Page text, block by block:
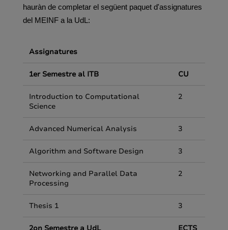
hauràn de completar el següent paquet d'assignatures
del MEINF a la UdL:
Assignatures
1er Semestre al ITB CU
Introduction to Computational
Science
2
Advanced Numerical Analysis 3
Algorithm and Software Design 3
Networking and Parallel Data
Processing
2
Thesis 1 3